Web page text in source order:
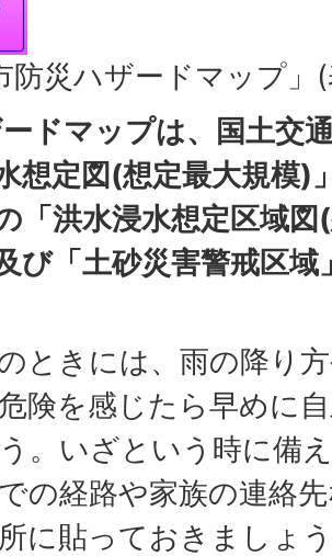
防災ハザードマップ」
ドマップは、国土交
想定図(想定最大規模
「洪水浸水想定区域
び「土砂災害警戒区
ときには、雨の降り
険を感じたら早めに
。いざという時に備
の経路や家族の連絡
に貼っておきましょ